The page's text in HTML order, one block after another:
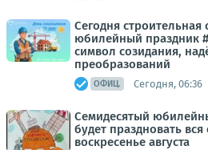
Сегодня строительная
юбилейный праздник
символ созидания,
преобразований
ОФИЦ. Сегодня, 06:36
Семидесятый
будет праздновать
воскресенье августа